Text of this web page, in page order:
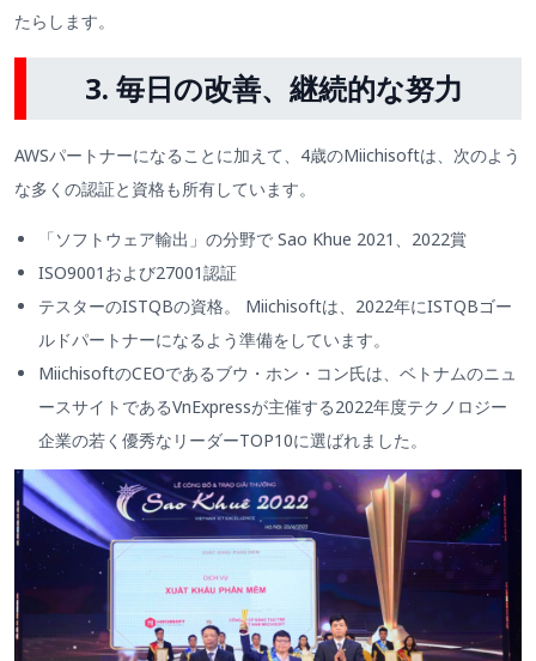
たらします。
3. 毎日の改善、継続的な努力
AWSパートナーになることに加えて、4歳のMiichisoftは、次のよう
な多くの認証と資格も所有しています。
「ソフトウェア輸出」の分野で Sao Khue 2021、2022賞
ISO9001および27001認証
テスターのISTQBの資格。 Miichisoftは、2022年にISTQBゴー
ルドパートナーになるよう準備をしています。
MiichisoftのCEOであるブウ・ホン・コン氏は、ベトナムのニュ
ースサイトであるVnExpressが主催する2022年度テクノロジー
企業の若く優秀なリーダーTOP10に選ばれました。